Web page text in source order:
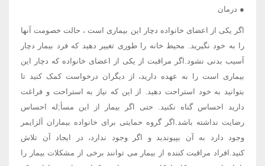
● درمان
اگر یکی از اعضای خانواده دچار این بیماری است ، حالت خصومت آنها
را به خود نگیرید. محیط خانه را طوری تغییر دهید که فرد بیمار دچار
آسیب بدنی نشود.اگر مراقبت از یکی از اعضای خانواده که دچار این
بیماری است را به عهده دارید، از دیگران درخواست کمک کنید تا
بتوانید به خود استراحت دهید. از این که نیاز به استراحت و فراغت
دارید احساس گناه نکنید. حتی اگر بیمار از این مسأ;له احساس
رضایت نداشته باشد.اگر گروه حمایتی برای خانواده بیماران آلزایمر
وجود دارد به آن بپیوندید و اگر وجود ندارد، در ایجاد آن تلاش
کنید.افراد مراقبت کننده از بیمار می توانند برخی از مشکلات بیمار را